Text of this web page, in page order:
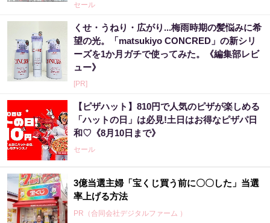
セール
くせ・うねり・広がり...梅雨時期の髪悩みに希
望の光。「matsukiyo CONCRED」の新シリ
ーズを1か月ガチで使ってみた。《編集部レビ
ュー》
[PR]
【ピザハット】810円で人気のピザが楽しめる
「ハットの日」は必見!土日はお得なピザパ日
和♡《8月10日まで》
セール
3億当選主婦「宝くじ買う前に〇〇した」当選
率上げる方法
PR（合同会社デジタルファーム ）